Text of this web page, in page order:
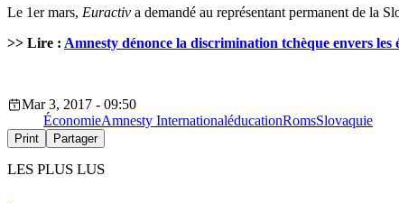
Le 1er mars, Euractiv a demandé au représentant permanent de la
>> Lire : Amnesty dénonce la discrimination tchèque envers les
Mar 3, 2017 - 09:50
ÉconomieAmnesty InternationaléducationRomsSlovaquie
Print Partager
LES PLUS LUS